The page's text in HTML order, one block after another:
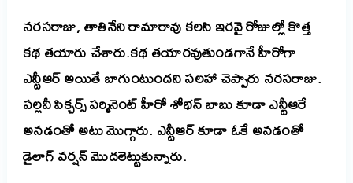
నరసరాజు, తాతినేని రామారావు కలసి ఇరవై రోజుల్లో కొత్త
కథ తయారు చేశారు.కథ తయారవుతుండగానే హీరోగా
ఎన్టీఆర్ అయితే బాగుంటుందని సలహా చెప్పారు నరసరాజు.
పల్లవీ పిక్చర్స్ పర్మినెంట్ హీరో శోభన్ బాబు కూడా ఎన్టీఆరే
అనడంతో అటు మొగ్గారు. ఎన్టీఆర్ కూడా ఓకే అనడంతో
డైలాగ్ వర్షన్ మొదలెట్టుకున్నారు.